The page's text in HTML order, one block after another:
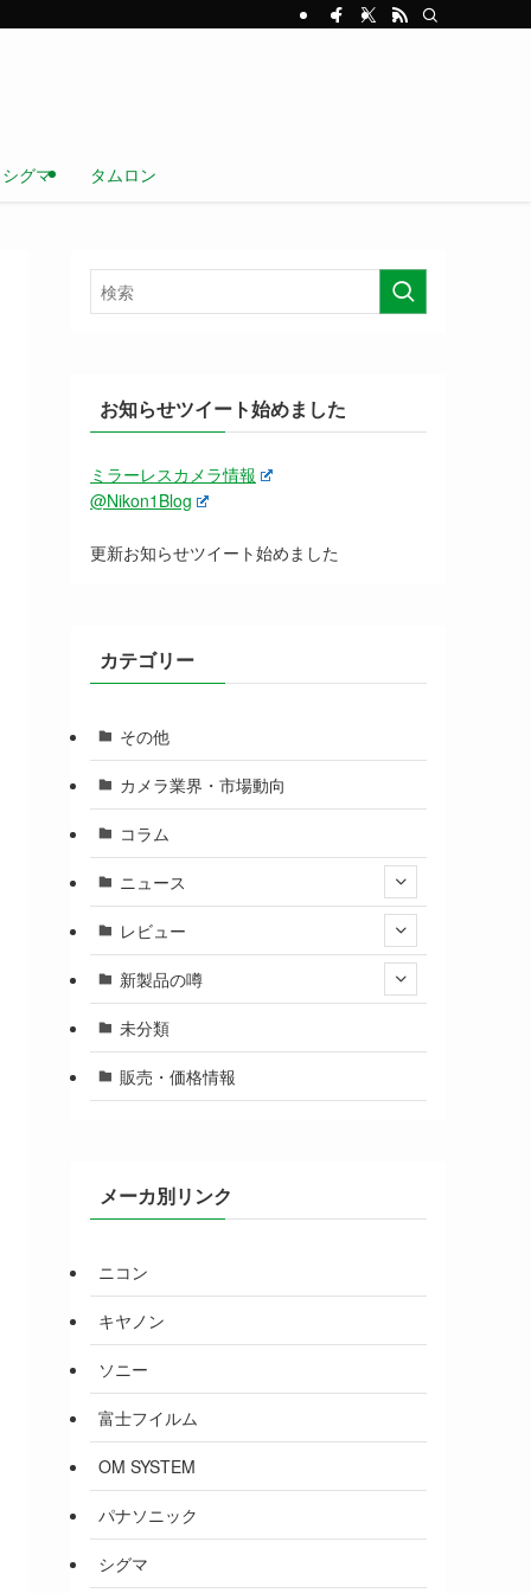
シグマ タムロン
お知らせツイート始めました
ミラーレスカメラ情報
@Nikon1Blog
更新お知らせツイート始めました
カテゴリー
その他
カメラ業界・市場動向
コラム
ニュース
レビュー
新製品の噂
未分類
販売・価格情報
メーカ別リンク
ニコン
キヤノン
ソニー
富士フイルム
OM SYSTEM
パナソニック
シグマ